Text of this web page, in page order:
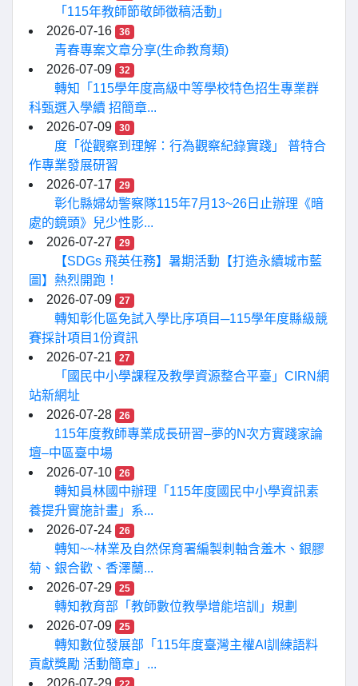
「115年教師節敬師徵稿活動」
2026-07-16
36
青春專案文章分享(生命教育類)
2026-07-09
32
轉知「115學年度高級中等學校特色招生專業群
科甄選入學續 招簡章...
2026-07-09
30
度「從觀察到理解：行為觀察紀錄實踐」 普特合
作專業發展研習
2026-07-17
29
彰化縣婦幼警察隊115年7月13~26日止辦理《暗
處的鏡頭》兒少性影...
2026-07-27
29
【SDGs 飛英任務】暑期活動【打造永續城市藍
圖】熱烈開跑！
2026-07-09
27
轉知彰化區免試入學比序項目─115學年度縣級競
賽採計項目1份資訊
2026-07-21
27
「國民中小學課程及教學資源整合平臺」CIRN網
站新網址
2026-07-28
26
115年度教師專業成長研習–夢的N次方實踐家論
壇–中區臺中場
2026-07-10
26
轉知員林國中辦理「115年度國民中小學資訊素
養提升實施計畫」系...
2026-07-24
26
轉知~~林業及自然保育署編製刺軸含羞木、銀膠
菊、銀合歡、香澤蘭...
2026-07-29
25
轉知教育部「教師數位教學增能培訓」規劃
2026-07-09
25
轉知數位發展部「115年度臺灣主權AI訓練語料
貢獻獎勵 活動簡章」...
2026-07-29